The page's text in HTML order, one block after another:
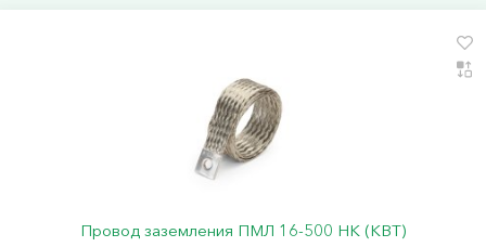
Провод заземления ПМЛ 16-500 НК (КВТ)